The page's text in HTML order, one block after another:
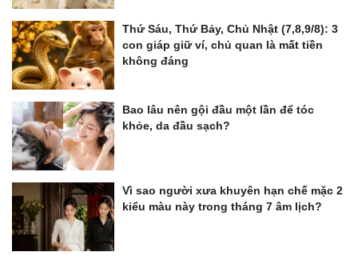
Thứ Sáu, Thứ Bảy, Chủ Nhật (7,8,9/8): 3
con giáp giữ ví, chủ quan là mất tiền
không đáng
Bao lâu nên gội đầu một lần để tóc
khỏe, da đầu sạch?
Vì sao người xưa khuyên hạn chế mặc 2
kiểu màu này trong tháng 7 âm lịch?